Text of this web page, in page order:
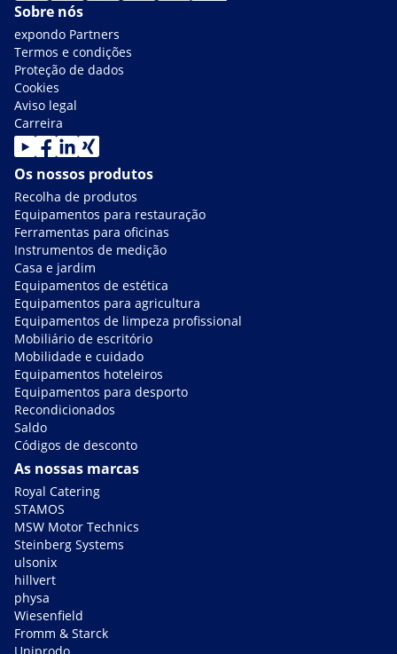
Sobre nós
expondo Partners
Termos e condições
Proteção de dados
Cookies
Aviso legal
Carreira
Os nossos produtos
Recolha de produtos
Equipamentos para restauração
Ferramentas para oficinas
Instrumentos de medição
Casa e jardim
Equipamentos de estética
Equipamentos para agricultura
Equipamentos de limpeza profissional
Mobiliário de escritório
Mobilidade e cuidado
Equipamentos hoteleiros
Equipamentos para desporto
Recondicionados
Saldo
Códigos de desconto
As nossas marcas
Royal Catering
STAMOS
MSW Motor Technics
Steinberg Systems
ulsonix
hillvert
physa
Wiesenfield
Fromm & Starck